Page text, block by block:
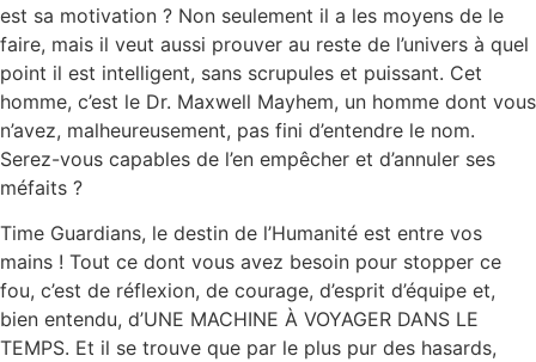
est sa motivation ? Non seulement il a les moyens de le
faire, mais il veut aussi prouver au reste de l’univers à quel
point il est intelligent, sans scrupules et puissant. Cet
homme, c’est le Dr. Maxwell Mayhem, un homme dont vous
n’avez, malheureusement, pas fini d’entendre le nom.
Serez-vous capables de l’en empêcher et d’annuler ses
méfaits ?
Time Guardians, le destin de l’Humanité est entre vos
mains ! Tout ce dont vous avez besoin pour stopper ce
fou, c’est de réflexion, de courage, d’esprit d’équipe et,
bien entendu, d’UNE MACHINE À VOYAGER DANS LE
TEMPS. Et il se trouve que par le plus pur des hasards,